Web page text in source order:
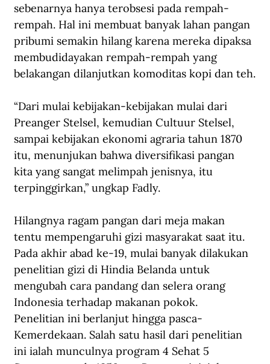
sebenarnya hanya terobsesi pada rempah-
rempah. Hal ini membuat banyak lahan pangan
pribumi semakin hilang karena mereka dipaksa
membudidayakan rempah-rempah yang
belakangan dilanjutkan komoditas kopi dan teh.
“Dari mulai kebijakan-kebijakan mulai dari
Preanger Stelsel, kemudian Cultuur Stelsel,
sampai kebijakan ekonomi agraria tahun 1870
itu, menunjukan bahwa diversifikasi pangan
kita yang sangat melimpah jenisnya, itu
terpinggirkan,” ungkap Fadly.
Hilangnya ragam pangan dari meja makan
tentu mempengaruhi gizi masyarakat saat itu.
Pada akhir abad ke-19, mulai banyak dilakukan
penelitian gizi di Hindia Belanda untuk
mengubah cara pandang dan selera orang
Indonesia terhadap makanan pokok.
Penelitian ini berlanjut hingga pasca-
Kemerdekaan. Salah satu hasil dari penelitian
ini ialah munculnya program 4 Sehat 5